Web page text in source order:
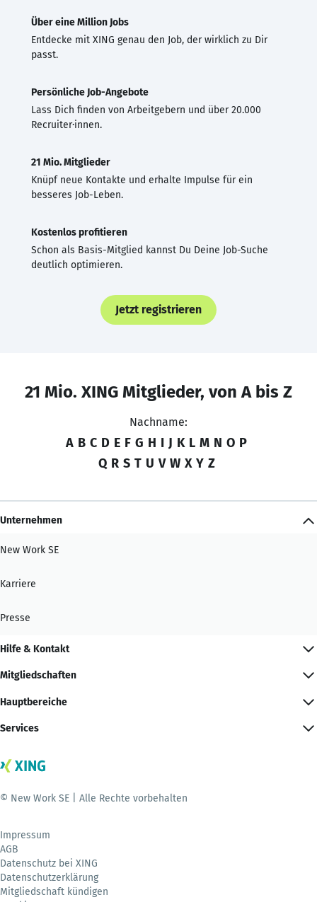
Über eine Million Jobs
Entdecke mit XING genau den Job, der wirklich zu Dir
passt.
Persönliche Job-Angebote
Lass Dich finden von Arbeitgebern und über 20.000
Recruiter·innen.
21 Mio. Mitglieder
Knüpf neue Kontakte und erhalte Impulse für ein
besseres Job-Leben.
Kostenlos profitieren
Schon als Basis-Mitglied kannst Du Deine Job-Suche
deutlich optimieren.
Jetzt registrieren
21 Mio. XING Mitglieder, von A bis Z
Nachname:
A B C D E F G H I J K L M N O P
Q R S T U V W X Y Z
Unternehmen
New Work SE
Karriere
Presse
Hilfe & Kontakt
Mitgliedschaften
Hauptbereiche
Services
© New Work SE | Alle Rechte vorbehalten
Impressum
AGB
Datenschutz bei XING
Datenschutzerklärung
Mitgliedschaft kündigen